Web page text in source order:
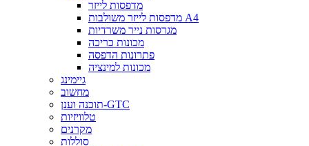
מדפסות לייזר
מדפסות לייזר משולבות A4
מגרסות נייר משרדיות
מכונות כריכה
פתרונות הדפסה
מכונות למינציה
גיימינג
מחשוב
תוכנה וענן-GTC
טלוויזיות
מקרנים
סוללות